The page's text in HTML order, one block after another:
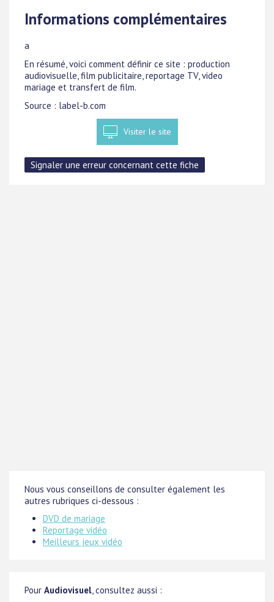
Informations complémentaires
a
En résumé, voici comment définir ce site : production
audiovisuelle, film publicitaire, reportage TV, video
mariage et transfert de film.
Source : label-b.com
Visiter le site
Nous vous conseillons de consulter également les
autres rubriques ci-dessous :
DVD de mariage
Reportage vidéo
Meilleurs jeux vidéo
Pour Audiovisuel , consultez aussi :